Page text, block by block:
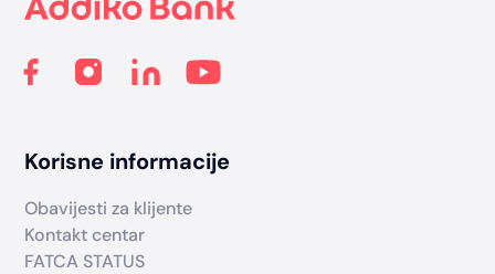
Korisne informacije
Obavijesti za klijente
Kontakt centar
FATCA STATUS